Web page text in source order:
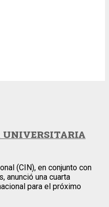
UNIVERSITARIA
(CIN), en conjunto con
anunció una cuarta
para el próximo